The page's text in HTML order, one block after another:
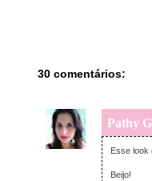
30 comentários:
Pathy
Esse look
Beijo!